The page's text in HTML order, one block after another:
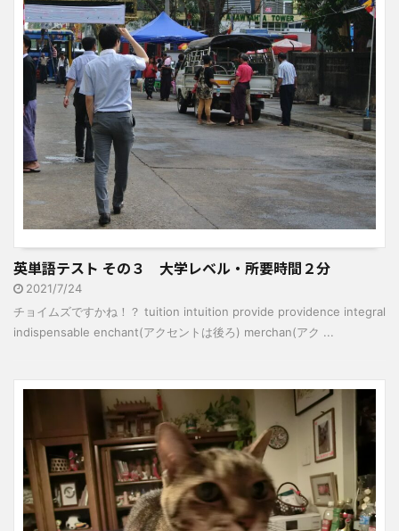
英単語テスト その３ 大学レベル・所要時間２分
2021/7/24
チョイムズですかね！？ tuition intuition provide providence integral
indispensable enchant(アクセントは後ろ) merchan(アク ...